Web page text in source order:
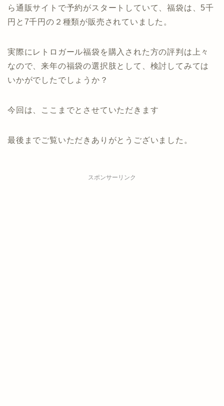
ら通販サイトで予約がスタートしていて、福袋は、5千
円と7千円の２種類が販売されていました。
実際にレトロガール福袋を購入された方の評判は上々
なので、来年の福袋の選択肢として、検討してみては
いかがでしたでしょうか？
今回は、ここまでとさせていただきます
最後までご覧いただきありがとうございました。
スポンサーリンク